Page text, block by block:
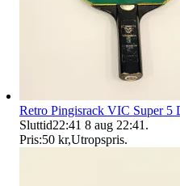
Retro Pingisrack VIC Super 5
Sluttid22:41 8 aug 22:41 .
Pris:50 kr,Utropspris.